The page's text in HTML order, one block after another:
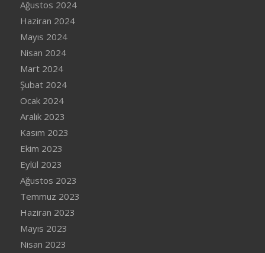
Ağustos 2024
Haziran 2024
Mayıs 2024
Nisan 2024
Mart 2024
Şubat 2024
Ocak 2024
Aralık 2023
Kasım 2023
Ekim 2023
Eylül 2023
Ağustos 2023
Temmuz 2023
Haziran 2023
Mayıs 2023
Nisan 2023